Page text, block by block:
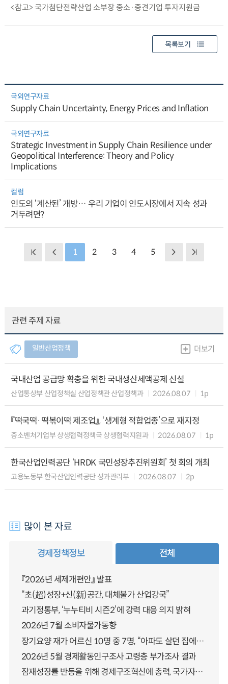
<참고> 국가첨단전략산업 소부장 중소·중견기업 투자지원금
목록보기
국외연구자료
Supply Chain Uncertainty, Energy Prices and Inflation
국외연구자료
Strategic Investment in Supply Chain Resilience under
Geopolitical Interference: Theory and Policy
Implications
컬럼
인도의 ‘계산된’ 개방… 우리 기업이 인도시장에서 지속 성과
거두려면?
1 2 3 4 5
관련 주제 자료
일반산업정책 더보기
국내산업 공급망 확충을 위한 국내생산세액공제 신설
산업통상부 산업정책실 산업정책관 산업정책과 2026.08.07 1p
『떡국떡·떡볶이떡 제조업』, ‘생계형 적합업종’으로 재지정
중소벤처기업부 상생협력정책국 상생협력지원과 2026.08.07 1p
한국산업인력공단 ‘HRDK 국민성장추진위원회’ 첫 회의 개최
고용노동부 한국산업인력공단 성과관리부 2026.08.07 2p
많이 본 자료
경제정책정보 전체
『2026년 세제개편안』 발표
“초(超)성장+신(新)공간, 대체불가 산업강국”
과기정통부, ‘누누티비 시즌2’에 강력 대응 의지 밝혀
2026년 7월 소비자물가동향
장기요양 재가 어르신 10명 중 7명, “아파도 살던 집에서 살겠다” 「2025년 장기요양실태조사」 결과 발표
2026년 5월 경제활동인구조사 고령층 부가조사 결과
잠재성장률 반등을 위해 경제구조혁신에 총력, 국가자산 관리체계 대전환